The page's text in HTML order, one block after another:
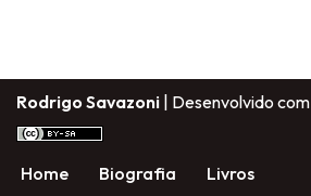
Rodrigo Savazoni | Desenvolvido com
Home Biografia Livros